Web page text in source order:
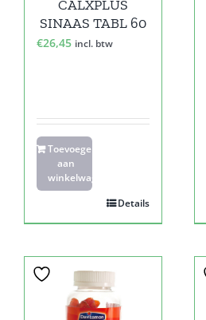
CALXPLUS
SINAAS TABL 60
€26,45 incl. btw
Toevoegen
aan
winkelwagen
Details